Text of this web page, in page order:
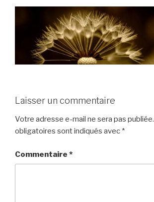
Laisser un commentaire
Votre adresse e-mail ne sera pas publiée.
obligatoires sont indiqués avec *
Commentaire *